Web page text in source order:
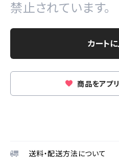
禁止されています。
カート
商品をアプ
送料・配送方法について